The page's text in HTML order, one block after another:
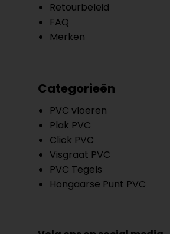
Retourbeleid
FAQ
Merken
Categorieën
PVC vloeren
Plak PVC
Click PVC
Visgraat PVC
PVC Tegels
Hongaarse Punt PVC